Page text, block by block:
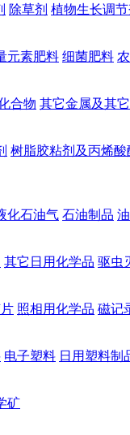
除草剂 植物生长调
元素肥料 细菌肥料
合物 其它金属及其
树脂胶粘剂及丙烯酸
化石油气 石油制品
其它日用化学品 驱虫
照相用化学品 磁记
电子塑料 日用塑料制
矿